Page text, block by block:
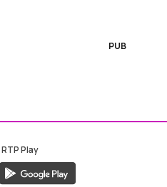
PUB
RTP Play